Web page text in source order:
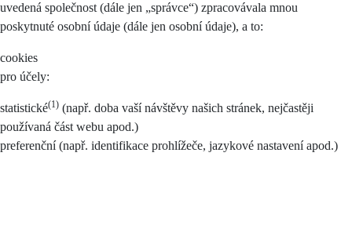
uvedená společnost (dále jen „správce“) zpracovávala mnou
poskytnuté osobní údaje (dále jen osobní údaje), a to:
cookies
pro účely:
statistické(1) (např. doba vaší návštěvy našich stránek, nejčastěji
používaná část webu apod.)
preferenční (např. identifikace prohlížeče, jazykové nastavení apod.)